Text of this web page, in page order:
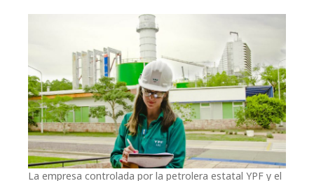
La empresa controlada por la petrolera estatal YPF y el